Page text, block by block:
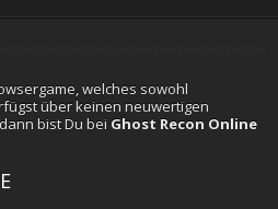
welches sowohl
über keinen neuwertigen
bist Du bei Ghost Recon Online